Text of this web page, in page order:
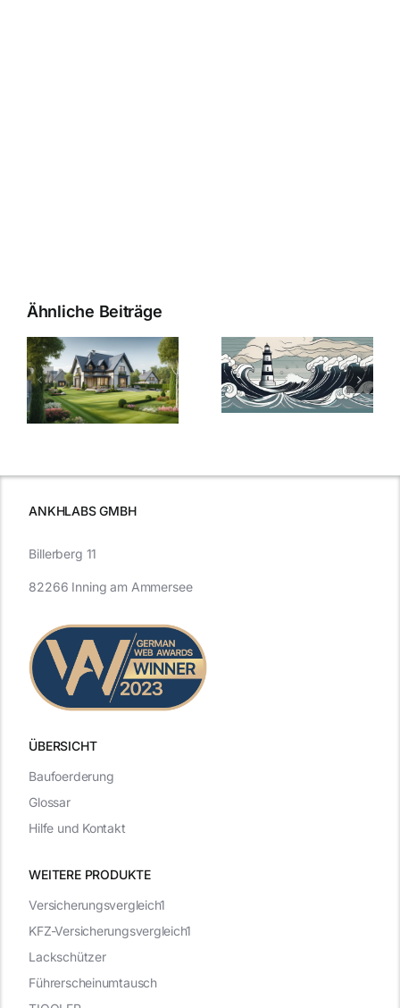
Ähnliche Beiträge
Bauzinsen im
Sturm: Die
aktuelle
Entwicklung
Die Evolution
der
Bauzinsen: Ein
Blick in die
ANKHLABS GMBH
ÜBERSICHT
WEITERE PRODUKTE
Versicherungsvergleich1
KFZ-Versicherungsvergleich1
Lackschützer
Führerscheinumtausch
Billerberg 11
82266 Inning am Ammersee
Baufoerderung
Glossar
Hilfe und Kontakt